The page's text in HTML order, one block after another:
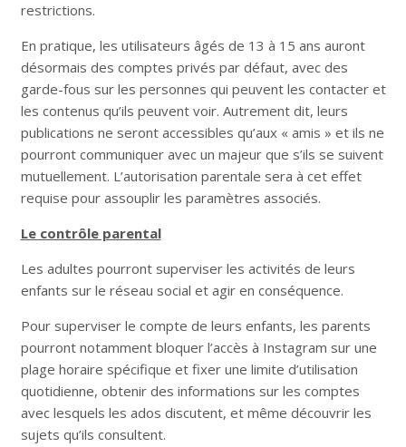
restrictions.
En pratique, les utilisateurs âgés de 13 à 15 ans auront
désormais des comptes privés par défaut, avec des
garde-fous sur les personnes qui peuvent les contacter et
les contenus qu’ils peuvent voir. Autrement dit, leurs
publications ne seront accessibles qu’aux « amis » et ils ne
pourront communiquer avec un majeur que s’ils se suivent
mutuellement. L’autorisation parentale sera à cet effet
requise pour assouplir les paramètres associés.
Le contrôle parental
Les adultes pourront superviser les activités de leurs
enfants sur le réseau social et agir en conséquence.
Pour superviser le compte de leurs enfants, les parents
pourront notamment bloquer l’accès à Instagram sur une
plage horaire spécifique et fixer une limite d’utilisation
quotidienne, obtenir des informations sur les comptes
avec lesquels les ados discutent, et même découvrir les
sujets qu’ils consultent.